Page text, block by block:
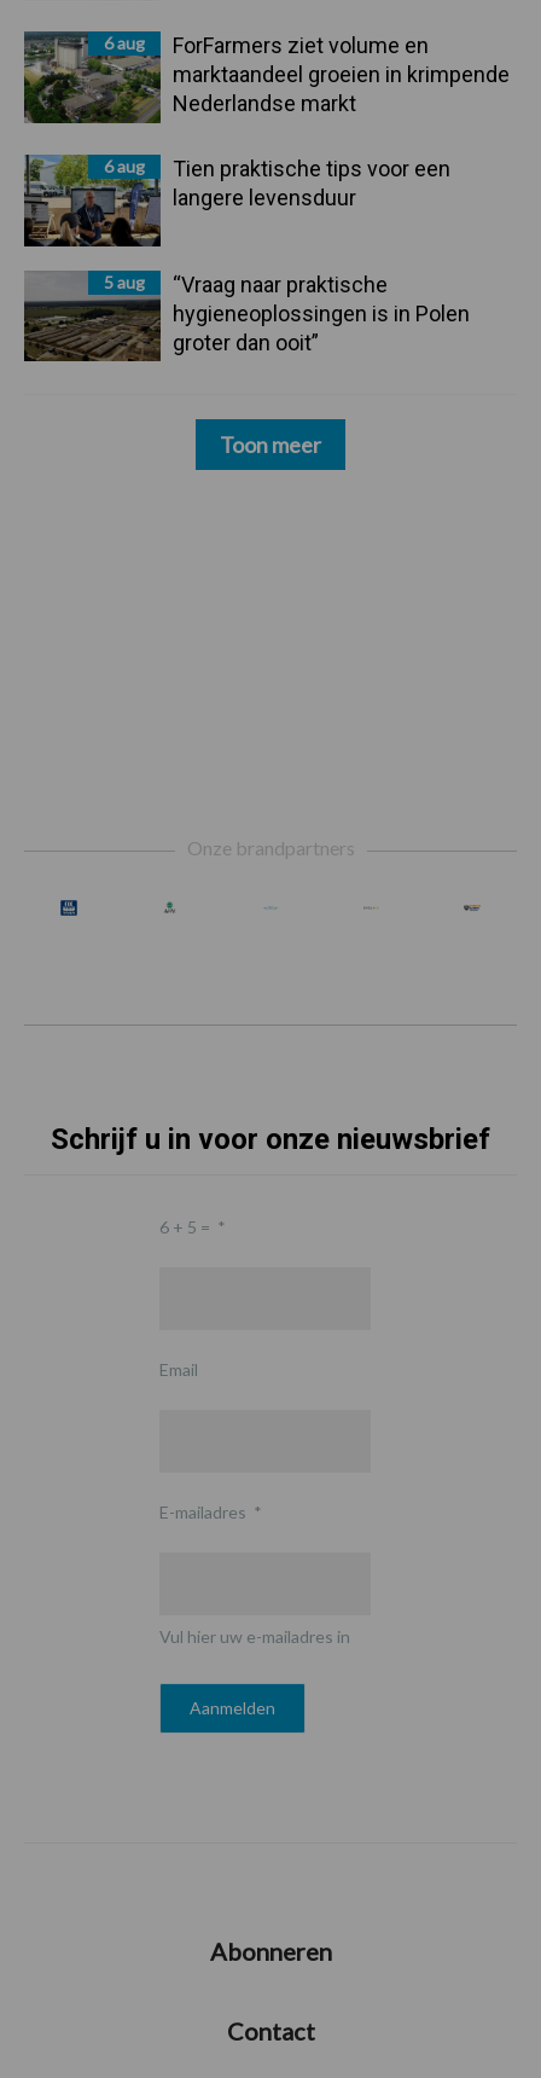
6 aug
ForFarmers ziet volume en
marktaandeel groeien in krimpende
Nederlandse markt
6 aug
Tien praktische tips voor een
langere levensduur
5 aug
“Vraag naar praktische
hygieneoplossingen is in Polen
groter dan ooit”
Toon meer
Onze brandpartners
Schrijf u in voor onze nieuwsbrief
6 + 5 = *
Email
E-mailadres *
Vul hier uw e-mailadres in
Abonneren
Contact